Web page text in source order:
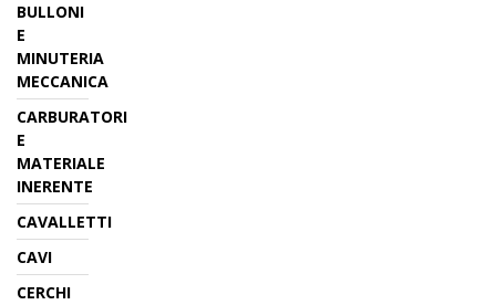
BULLONI
E
MINUTERIA
MECCANICA
CARBURATORI
E
MATERIALE
INERENTE
CAVALLETTI
CAVI
CERCHI